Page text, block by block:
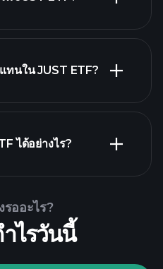
ทนใน JUST ETF?
ได้อย่างไร?
ออะไร?
ไรวันนี้